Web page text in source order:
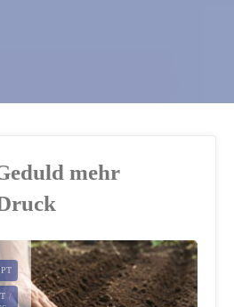
mehr
/